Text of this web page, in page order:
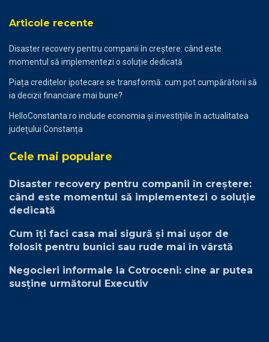
Articole recente
Disaster recovery pentru companii în creștere: când este
momentul să implementezi o soluție dedicată
Piața creditelor ipotecare se transformă: cum pot cumpărătorii să
ia decizii financiare mai bune?
HelloConstanta.ro include economia și investițiile în actualitatea
județului Constanța
Cele mai populare
Disaster recovery pentru companii în creștere:
când este momentul să implementezi o soluție
dedicată
Cum îți faci casa mai sigură și mai ușor de
folosit pentru bunici sau rude mai în vârstă
Negocieri informale la Cotroceni: cine ar putea
susține următorul Executiv